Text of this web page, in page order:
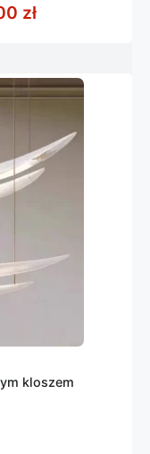
złZakres cen:
kloszem